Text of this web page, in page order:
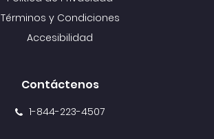
Términos y Condiciones
Accesibilidad
Contáctenos
1-844-223-4507